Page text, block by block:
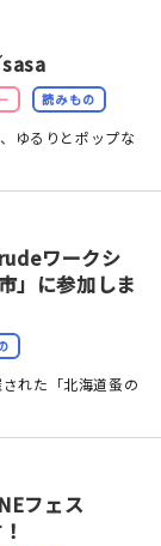
読みもの
ゆるりとポップな
ワークシ
」に参加しま
れた「北海道蚤の
フェス